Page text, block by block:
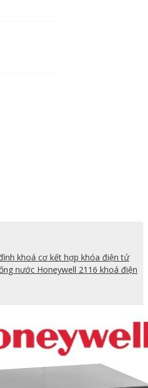
khoá cơ kết hợp khóa điện tử
nước Honeywell 2116 khoá điện